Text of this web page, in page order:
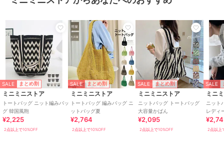
バッグ ／トートバッグ
カラー
オフホワイト、ライトブルー、薄
イエロー、ワインレッド、ライト
ブラウン、パープル、ベージュ、
ダークグレー、ラベンダー、ダー
クグリーン、くすみベージュ、ブ
ラック、くすみブルー、グリー
ン、ダークパープル、マスター
ド、ミントグリーン、ダークブラ
ウン、ロイヤルブルー
サイズ ワンサイズ
SALE まとめ割
ミニミニストア
トートバッグ ニット編みバッ
グ 韓国風鞄
¥2,225
2点以上で10%OFF
SALE まとめ割
ミニミニストア
トートバッグ 編みバッグ ニ
ットバッグ夏
¥2,764
2点以上で10%OFF
SALE まとめ割
ミニミニストア
ニットバッグ トートバッグ
大容量かばん
¥2,095
2点以上で10%OFF
SALE
ミニ
ニット
レディ
2点以上